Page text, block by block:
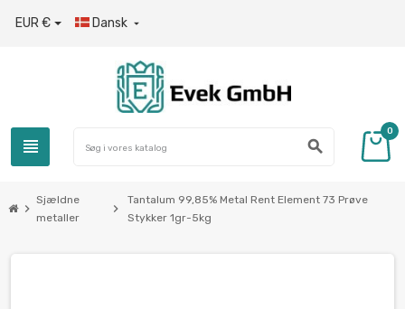
EUR € Dansk 
view_headline search
0
chevron_right
Sjældne
metaller
chevron_right
Tantalum 99,85% Metal Rent Element 73 Prøve
Stykker 1gr-5kg